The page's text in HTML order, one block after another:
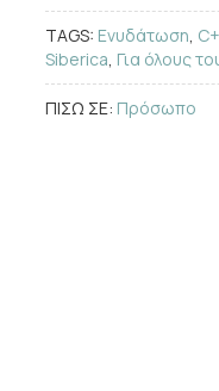
TAGS: Ενυδάτωση,
Siberica, Για όλους
ΠΙΣΩ ΣΕ: Πρόσωπο